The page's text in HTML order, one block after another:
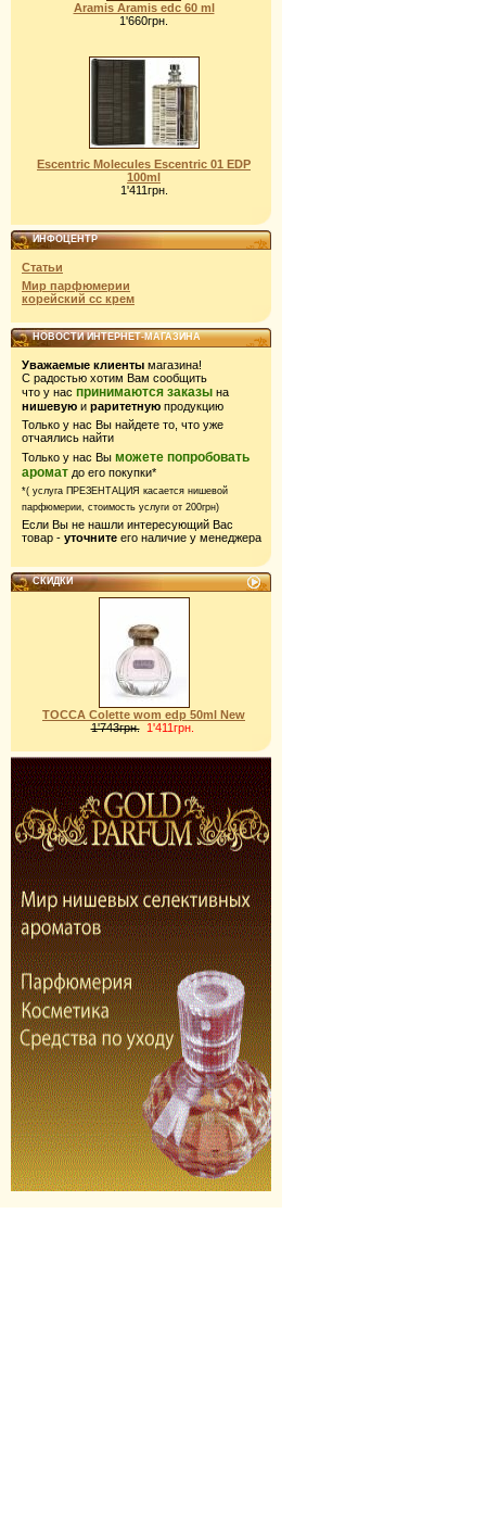
Aramis Aramis edc 60 ml
1'660грн.
Escentric Molecules Escentric 01 EDP
100ml
1'411грн.
ИНФОЦЕНТР
Статьи
Мир парфюмерии
корейский сс крем
НОВОСТИ ИНТЕРНЕТ-МАГАЗИНА
Уважаемые клиенты магазина!
С радостью хотим Вам сообщить
что у нас принимаются заказы на
нишевую и раритетную продукцию
Только у нас Вы найдете то, что уже
отчаялись найти
Только у нас Вы можете попробовать
аромат до его покупки*
*( услуга ПРЕЗЕНТАЦИЯ касается нишевой
парфюмерии, стоимость услуги от 200грн)
Если Вы не нашли интересующий Вас
товар - уточните его наличие у менеджера
СКИДКИ
TOCCA Colette wom edp 50ml New
1'743грн.
1'411грн.